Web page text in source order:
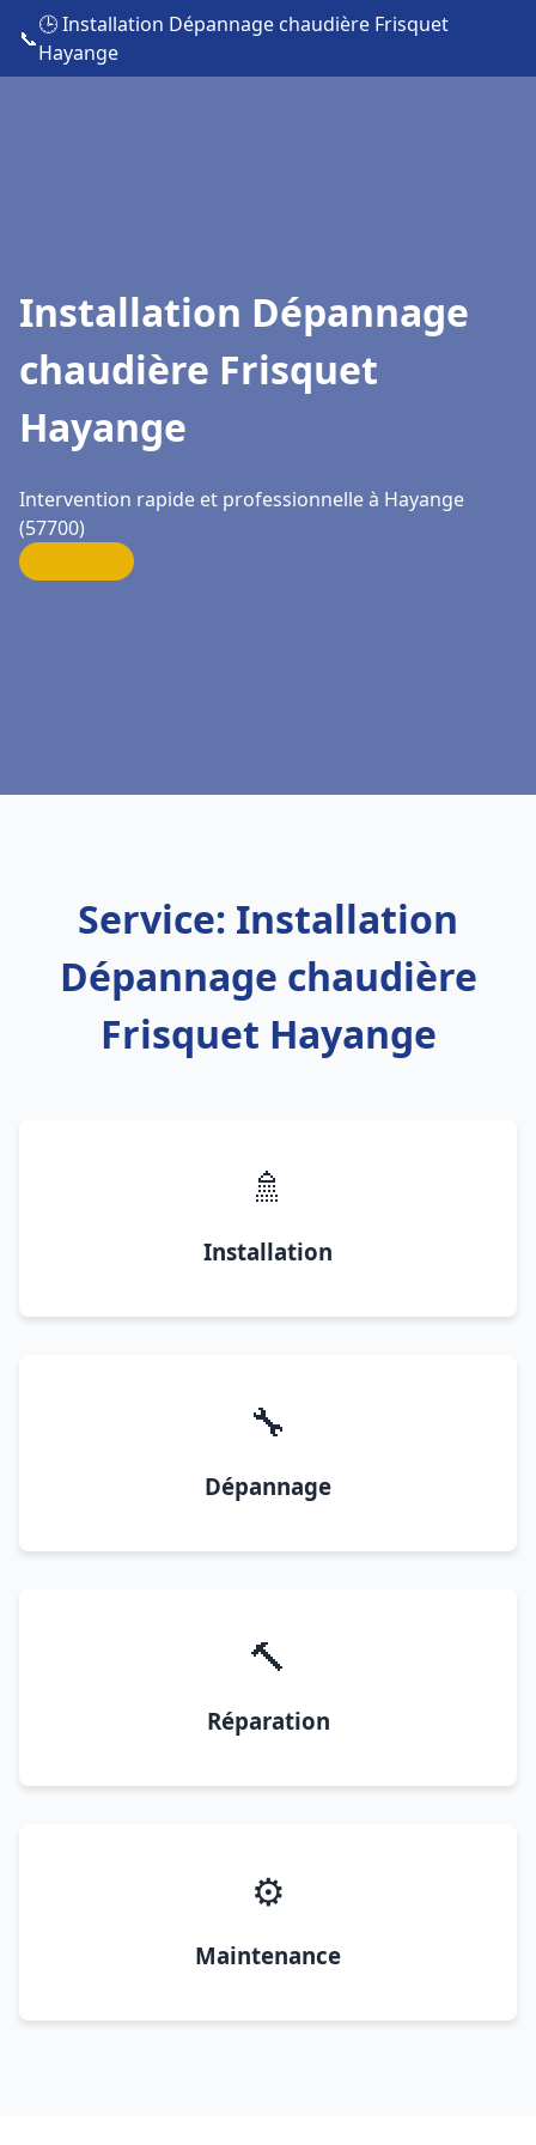
📞
🕒 Installation Dépannage chaudière Frisquet
Hayange
Installation Dépannage
chaudière Frisquet
Hayange
Intervention rapide et professionnelle à Hayange
(57700)
Service: Installation
Dépannage chaudière
Frisquet Hayange
🚿
Installation
🔧
Dépannage
🔨
Réparation
⚙️
Maintenance